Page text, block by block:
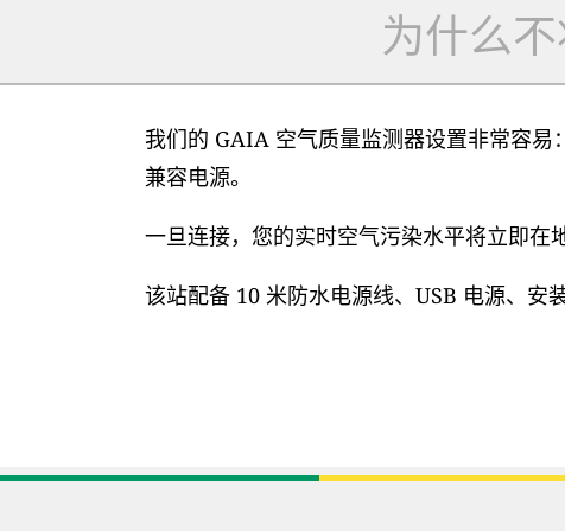
为什么
我们的 GAIA 空气质量监测器设置非常容
兼容电源。
一旦连接，您的实时空气污染水平将立即在
该站配备 10 米防水电源线、USB 电源、安